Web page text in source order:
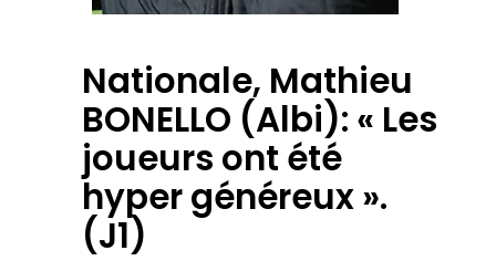
Nationale, Mathieu
BONELLO (Albi): « Les
joueurs ont été
hyper généreux ».
(J1)